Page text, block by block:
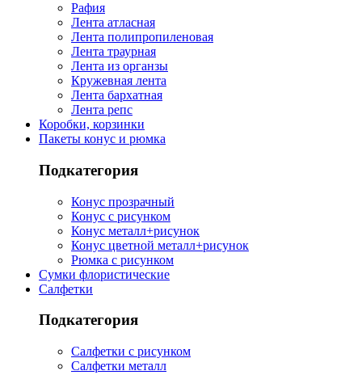
Рафия
Лента атласная
Лента полипропиленовая
Лента траурная
Лента из органзы
Кружевная лента
Лента бархатная
Лента репс
Коробки, корзинки
Пакеты конус и рюмка
Подкатегория
Конус прозрачный
Конус с рисунком
Конус металл+рисунок
Конус цветной металл+рисунок
Рюмка с рисунком
Сумки флористические
Салфетки
Подкатегория
Салфетки с рисунком
Салфетки металл